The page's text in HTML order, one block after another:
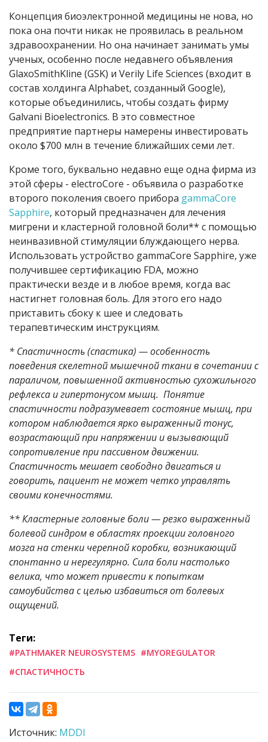
Концепция биоэлектронной медицины не нова, но
пока она почти никак не проявилась в реальном
здравоохранении. Но она начинает занимать умы
ученых, особенно после недавнего объявления
GlaxoSmithKline (GSK) и Verily Life Sciences (входит в
состав холдинга Alphabet, созданный Google),
которые объединились, чтобы создать фирму
Galvani Bioelectronics. В это совместное
предприятие партнеры намерены инвестировать
около $700 млн в течение ближайших семи лет.
Кроме того, буквально недавно еще одна фирма из
этой сферы - electroCore - объявила о разработке
второго поколения своего прибора gammaCore
Sapphire, который предназначен для лечения
мигрени и кластерной головной боли** с помощью
неинвазивной стимуляции блуждающего нерва.
Использовать устройство gammaCore Sapphire, уже
получившее сертификацию FDA, можно
практически везде и в любое время, когда вас
настигнет головная боль. Для этого его надо
приставить сбоку к шее и следовать
терапевтическим инструкциям.
* Спастичность (спастика) — особенность
поведения скелетной мышечной ткани в сочетании с
параличом, повышенной активностью сухожильного
рефлекса и гипертонусом мышц. Понятие
спастичности подразумевает состояние мышц, при
котором наблюдается ярко выраженный тонус,
возрастающий при напряжении и вызывающий
сопротивление при пассивном движении.
Спастичность мешает свободно двигаться и
говорить, пациент не может четко управлять
своими конечностями.
** Кластерные головные боли — резко выраженный
болевой синдром в областях проекции головного
мозга на стенки черепной коробки, возникающий
спонтанно и нерегулярно. Сила боли настолько
велика, что может привести к попыткам
самоубийства с целью избавиться от болевых
ощущений.
Теги:
#PATHMAKER NEUROSYSTEMS #MYOREGULATOR
#СПАСТИЧНОСТЬ
Источник: MDDI